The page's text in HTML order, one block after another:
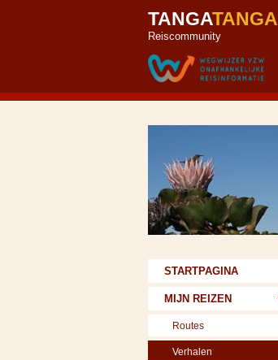
TANGATANGA
Reiscommunity
STARTPAGINA
MIJN REIZEN
Routes
Verhalen